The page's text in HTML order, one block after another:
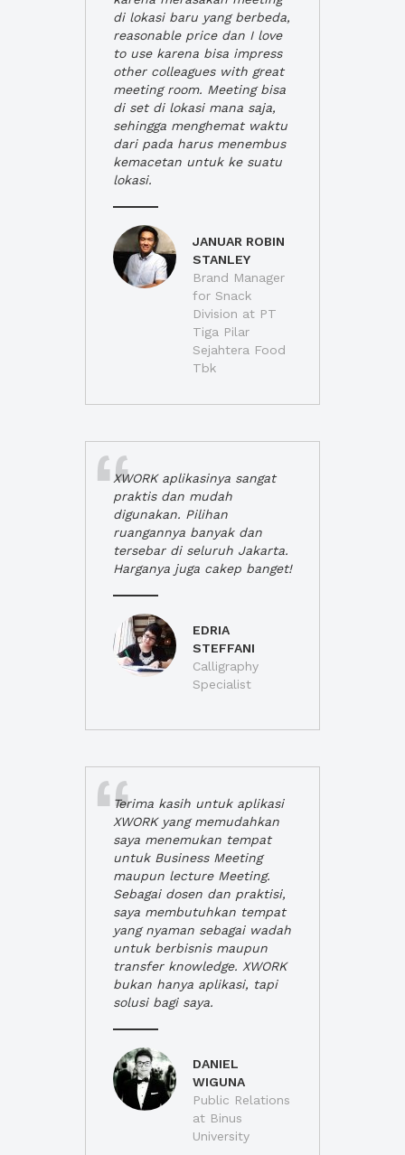
di lokasi baru yang berbeda,
reasonable price dan I love
to use karena bisa impress
other colleagues with great
meeting room. Meeting bisa
di set di lokasi mana saja,
sehingga menghemat waktu
dari pada harus menembus
kemacetan untuk ke suatu
lokasi.
JANUAR ROBIN
STANLEY
Brand Manager
for Snack
Division at PT
Tiga Pilar
Sejahtera Food
Tbk
XWORK aplikasinya sangat
praktis dan mudah
digunakan. Pilihan
ruangannya banyak dan
tersebar di seluruh Jakarta.
Harganya juga cakep banget!
EDRIA
STEFFANI
Calligraphy
Specialist
Terima kasih untuk aplikasi
XWORK yang memudahkan
saya menemukan tempat
untuk Business Meeting
maupun lecture Meeting.
Sebagai dosen dan praktisi,
saya membutuhkan tempat
yang nyaman sebagai wadah
untuk berbisnis maupun
transfer knowledge. XWORK
bukan hanya aplikasi, tapi
solusi bagi saya.
DANIEL
WIGUNA
Public Relations
at Binus
University